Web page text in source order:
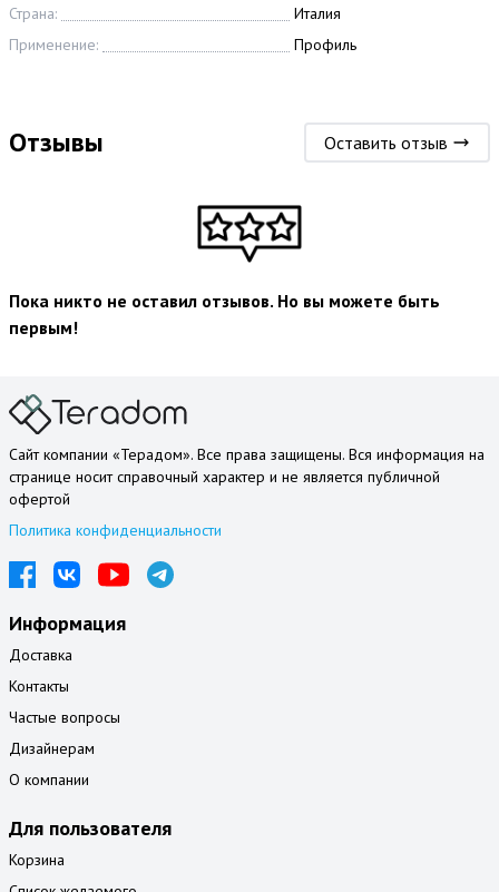
Страна:
Италия
Применение:
Профиль
Отзывы Оставить отзыв
Пока никто не оставил отзывов. Но вы можете быть
первым!
Сайт компании «Терадом». Все права защищены. Вся информация на
странице носит справочный характер и не является публичной
офертой
Политика конфиденциальности
Информация
Доставка
Контакты
Частые вопросы
Дизайнерам
О компании
Для пользователя
Корзина